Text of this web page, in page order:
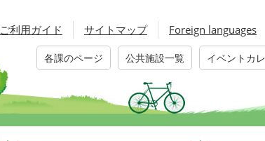
ご利用ガイド サイトマップ Foreign languages
各課のページ 公共施設一覧 イベントカ